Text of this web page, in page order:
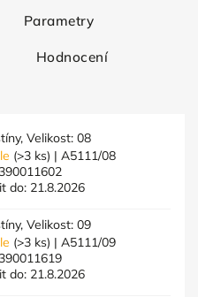
Parametry
Hodnocení
Velikost: 08
(>3 ks) | A5111/08
do: 21.8.2026
Velikost: 09
(>3 ks) | A5111/09
do: 21.8.2026